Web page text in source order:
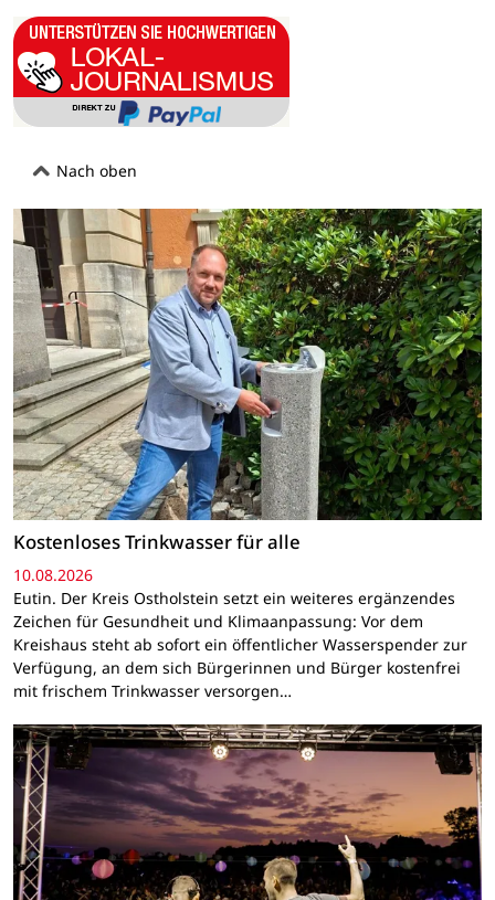
Nach oben
Kostenloses Trinkwasser für alle
10.08.2026
Eutin. Der Kreis Ostholstein setzt ein weiteres ergänzendes
Zeichen für Gesundheit und Klimaanpassung: Vor dem
Kreishaus steht ab sofort ein öffentlicher Wasserspender zur
Verfügung, an dem sich Bürgerinnen und Bürger kostenfrei
mit frischem Trinkwasser versorgen…